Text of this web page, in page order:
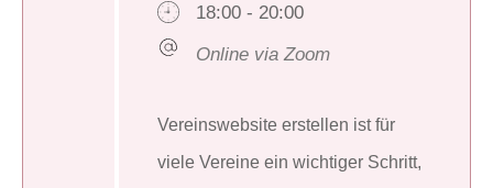
18:00 - 20:00
Online via Zoom
Vereinswebsite erstellen ist für
viele Vereine ein wichtiger Schritt,